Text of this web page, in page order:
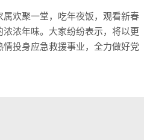
属欢聚一堂，吃年夜饭，观看新春
浓年味。大家纷纷表示，将以更
投身应急救援事业，全力做好党